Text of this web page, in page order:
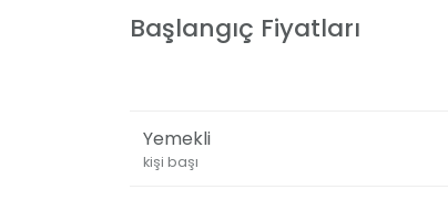
Başlangıç Fiyatları
Yemekli
kişi başı